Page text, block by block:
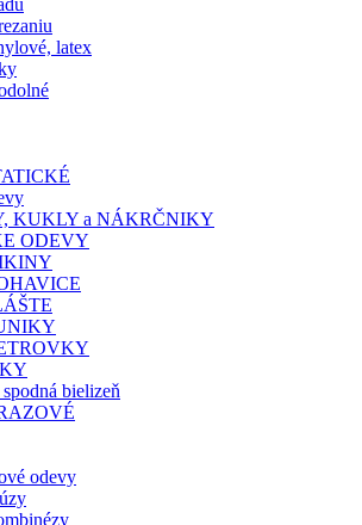
latex
KUKLY a NÁKRČNIKY
ODEVY
bielizeň
odevy